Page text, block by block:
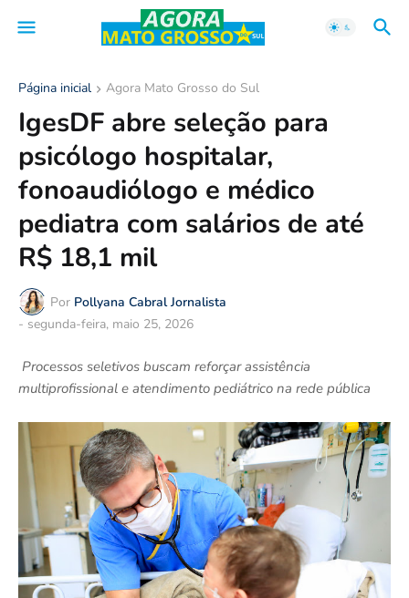
Página inicial Agora Mato Grosso do Sul
IgesDF abre seleção para
psicólogo hospitalar,
fonoaudiólogo e médico
pediatra com salários de até
R$ 18,1 mil
Por Pollyana Cabral Jornalista
- segunda-feira, maio 25, 2026
Processos seletivos buscam reforçar assistência
multiprofissional e atendimento pediátrico na rede pública